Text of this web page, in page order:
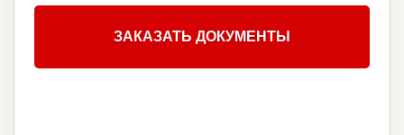
ЗАКАЗАТЬ ДОКУМЕНТЫ